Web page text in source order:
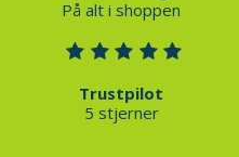
På alt i shoppen
Trustpilot
5 stjerner